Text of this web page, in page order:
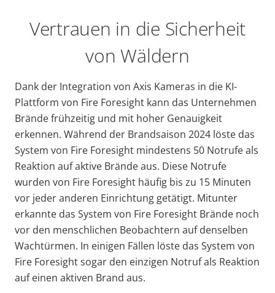
Vertrauen in die Sicherheit
von Wäldern
Dank der Integration von Axis Kameras in die KI-
Plattform von Fire Foresight kann das Unternehmen
Brände frühzeitig und mit hoher Genauigkeit
erkennen. Während der Brandsaison 2024 löste das
System von Fire Foresight mindestens 50 Notrufe als
Reaktion auf aktive Brände aus. Diese Notrufe
wurden von Fire Foresight häufig bis zu 15 Minuten
vor jeder anderen Einrichtung getätigt. Mitunter
erkannte das System von Fire Foresight Brände noch
vor den menschlichen Beobachtern auf denselben
Wachtürmen. In einigen Fällen löste das System von
Fire Foresight sogar den einzigen Notruf als Reaktion
auf einen aktiven Brand aus.